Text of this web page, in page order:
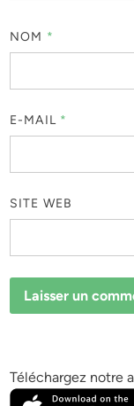
NOM *
E-MAIL *
SITE WEB
Téléchargez notre